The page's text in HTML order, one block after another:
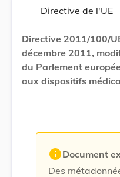
Directive de l'UE
Directive 2011/100/
décembre 2011,
du Parlement
aux dispositifs
infoDocument
Des